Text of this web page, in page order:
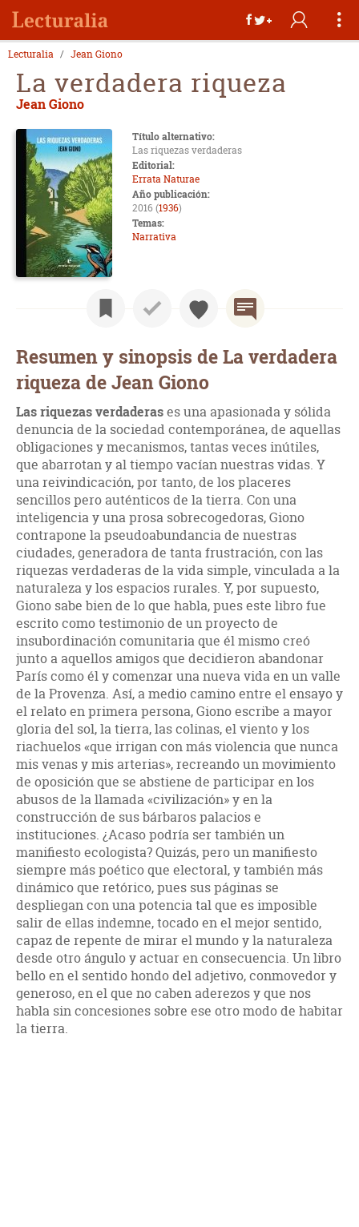
Lecturalia Jean Giono
La verdadera riqueza
Jean Giono
Título alternativo:
Las riquezas verdaderas
Editorial:
Errata Naturae
Año publicación:
2016 (1936)
Temas:
Narrativa
Resumen y sinopsis de La verdadera
riqueza de Jean Giono
Las riquezas verdaderases una apasionada y sólida
denuncia de la sociedad contemporánea, de aquellas
obligaciones y mecanismos, tantas veces inútiles,
que abarrotan y al tiempo vacían nuestras vidas. Y
una reivindicación, por tanto, de los placeres
sencillos pero auténticos de la tierra. Con una
inteligencia y una prosa sobrecogedoras, Giono
contrapone la pseudoabundancia de nuestras
ciudades, generadora de tanta frustración, con las
riquezas verdaderas de la vida simple, vinculada a la
naturaleza y los espacios rurales. Y, por supuesto,
Giono sabe bien de lo que habla, pues este libro fue
escrito como testimonio de un proyecto de
insubordinación comunitaria que él mismo creó
junto a aquellos amigos que decidieron abandonar
París como él y comenzar una nueva vida en un valle
de la Provenza. Así, a medio camino entre el ensayo y
el relato en primera persona, Giono escribe a mayor
gloria del sol, la tierra, las colinas, el viento y los
riachuelos «que irrigan con más violencia que nunca
mis venas y mis arterias», recreando un movimiento
de oposición que se abstiene de participar en los
abusos de la llamada «civilización» y en la
construcción de sus bárbaros palacios e
instituciones. ¿Acaso podría ser también un
manifiesto ecologista? Quizás, pero un manifiesto
siempre más poético que electoral, y también más
dinámico que retórico, pues sus páginas se
despliegan con una potencia tal que es imposible
salir de ellas indemne, tocado en el mejor sentido,
capaz de repente de mirar el mundo y la naturaleza
desde otro ángulo y actuar en consecuencia. Un libro
bello en el sentido hondo del adjetivo, conmovedor y
generoso, en el que no caben aderezos y que nos
habla sin concesiones sobre ese otro modo de habitar
la tierra.